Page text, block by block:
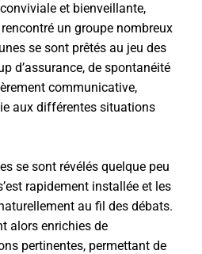
et bienveillante,
rencontré un groupe nombreux
se sont prêtés au jeu des
d’assurance, de spontanéité
communicative,
aux différentes situations
se sont révélés quelque peu
rapidement installée et les
au fil des débats.
alors enrichies de
pertinentes, permettant de